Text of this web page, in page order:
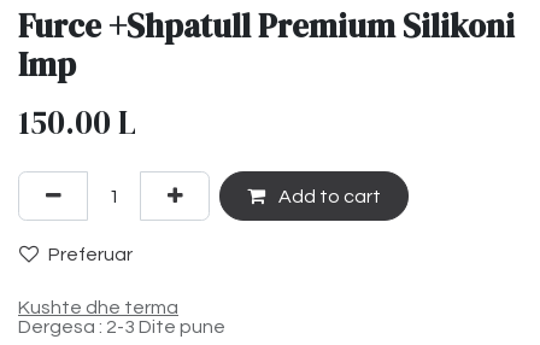
Furce +Shpatull Premium Silikoni
Imp
150.00L
Add to cart
Preferuar
Kushte dhe terma
Dergesa : 2-3 Dite pune